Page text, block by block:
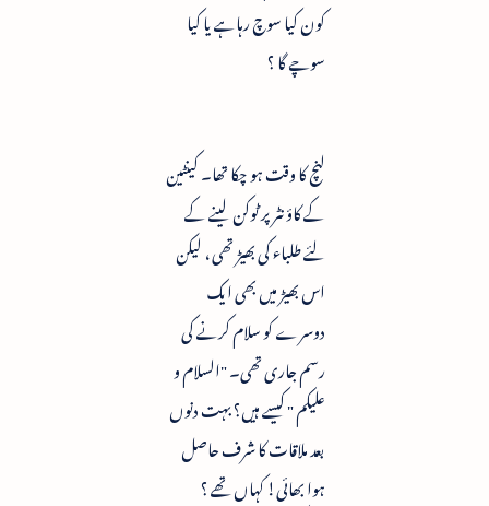
کون کیا سوچ رہاہے یا کیا
سوچے گا ؟
لنچ کا وقت ہو چکا تھا۔ کینٹین
کے کاؤنٹر پر ٹوکن لینے کے
لئے طلباء کی بھیڑ تھی ، لیکن
اس بھیڑ میں بھی ایک
دوسرے کو سلام کرنے کی
رسم جاری تھی۔ "السلام و
علیکم " کیسے ہیں؟ بہت دنوں
بعد ملاقات کا شرف حاصل
ہوا بھائی! کہاں تھے ؟